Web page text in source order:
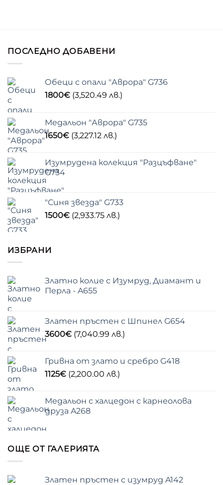
ПОСЛЕДНО ДОБАВЕНИ
Обеци с опали "Аврора" G736
1800€ (3,520.49 лв.)
Медальон "Аврора" G735
1650€ (3,227.12 лв.)
Изумрудена колекция "Разцъфване"
G734
"Синя звезда" G733
1500€ (2,933.75 лв.)
ИЗБРАНИ
Златно колие с Изумруд, Диамант и
Перла - A655
Златен пръстен с Шпинел G654
3600€ (7,040.99 лв.)
Гривна от злато и сребро G418
1125€ (2,200.00 лв.)
Медальон с халцедон с карнеолова
друза A268
ОЩЕ ОТ ГАЛЕРИЯТА
Златен пръстен с изумруд A142